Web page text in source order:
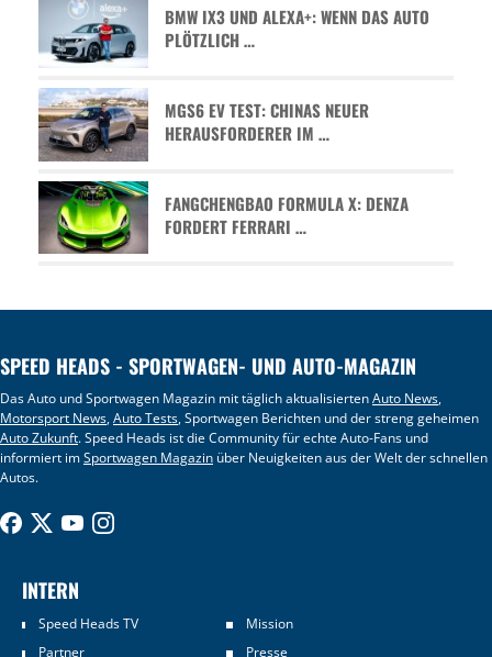
BMW IX3 UND ALEXA+: WENN DAS AUTO
PLÖTZLICH …
MGS6 EV TEST: CHINAS NEUER
HERAUSFORDERER IM …
FANGCHENGBAO FORMULA X: DENZA
FORDERT FERRARI …
SPEED HEADS - SPORTWAGEN- UND AUTO-MAGAZIN
Das Auto und Sportwagen Magazin mit täglich aktualisiertenAuto News,
Motorsport News,Auto Tests, Sportwagen Berichten und der streng geheimen
Auto Zukunft. Speed Heads ist die Community für echte Auto-Fans und
informiert imSportwagen Magazin über Neuigkeiten aus der Welt der schnellen
Autos.
INTERN
Speed Heads TV
Mission
Partner
Presse